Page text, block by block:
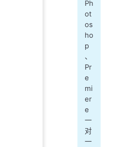
Ph
ot
os
ho
p
、
Pr
e
mi
er
e
一
对
一